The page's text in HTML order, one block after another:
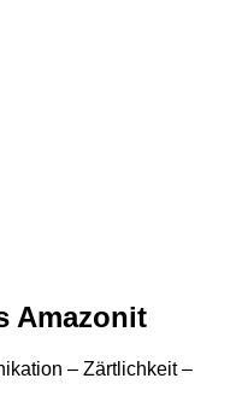
Amazonit
– Zärtlichkeit –